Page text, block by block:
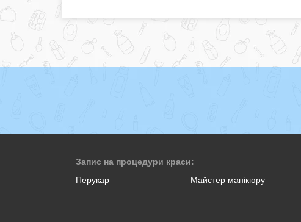
Запис на процедури краси:
Перукар
Майстер манікюру